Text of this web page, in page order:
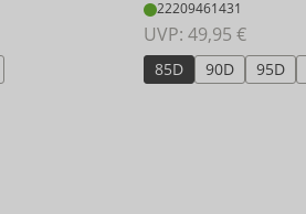
22209461431
UVP: 49,95 €
85D 90D 95D